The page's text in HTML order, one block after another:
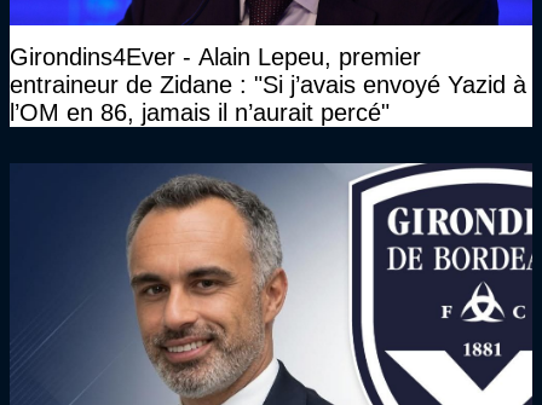
Girondins4Ever - Alain Lepeu, premier
entraineur de Zidane : "Si j’avais envoyé Yazid à
l’OM en 86, jamais il n’aurait percé"